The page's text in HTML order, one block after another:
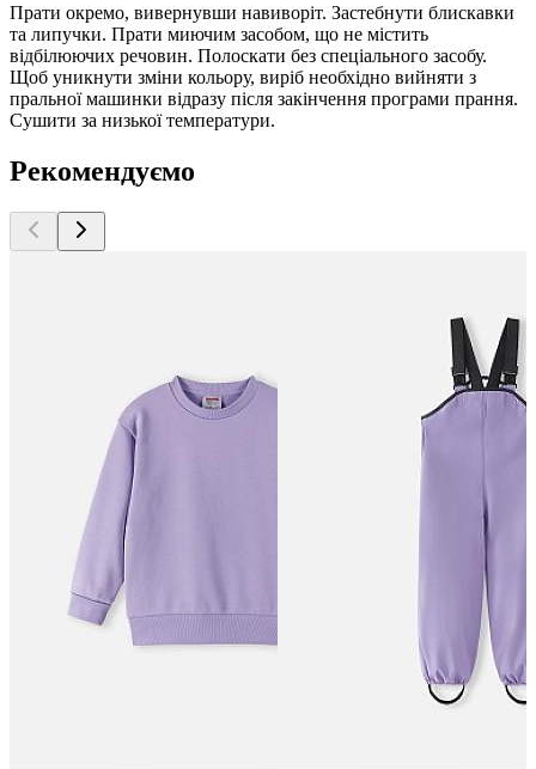
Прати окремо, вивернувши навиворіт. Застебнути блискавки
та липучки. Прати миючим засобом, що не містить
відбілюючих речовин. Полоскати без спеціального засобу.
Щоб уникнути зміни кольору, виріб необхідно вийняти з
пральної машинки відразу після закінчення програми прання.
Сушити за низької температури.
Рекомендуємо